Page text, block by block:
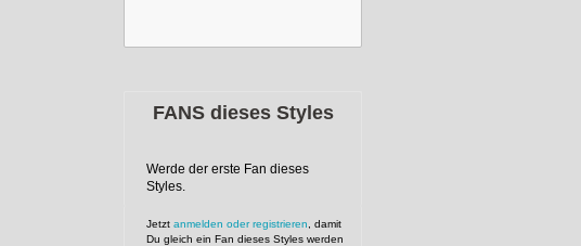
FANS dieses Styles
Werde der erste Fan dieses
Styles.
Jetzt anmelden oder registrieren , damit
Du gleich ein Fan dieses Styles werden